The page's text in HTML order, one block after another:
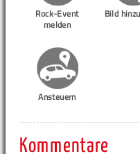
Rock-Event
melden
Bild
Ansteuern
Kommentare